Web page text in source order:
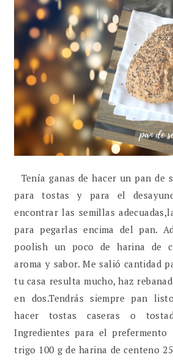
Tenía ganas de hacer un pan de
para tostas y para el
encontrar las semillas
para pegarlas encima del pan.
poolish un poco de harina de
aroma y sabor. Me salió cantidad
tu casa resulta mucho, haz
en dos.Tendrás siempre pan
hacer tostas caseras o
Ingredientes para el prefermento
trigo 100 g de harina de centeno